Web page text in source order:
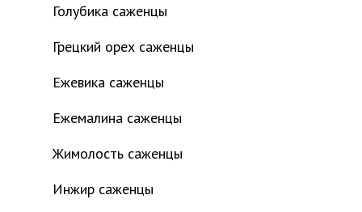
Голубика саженцы
Грецкий орех саженцы
Ежевика саженцы
Ежемалина саженцы
Жимолость саженцы
Инжир саженцы